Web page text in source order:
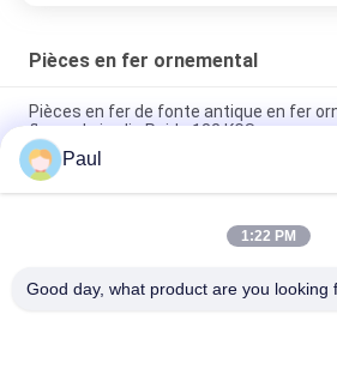
Pièces en fer ornemental
Pièces en fer de fonte antique en fer
fleurs de jardin Poids 182 KGS
Parties en fer forgé ornemental
en fer forgé ISO9001
Matériau de barres en acier massif
Paul
1:22 PM
Good day, what product are you looking